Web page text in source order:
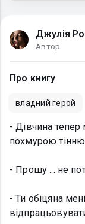
Джулія
Автор
Про книгу
владний герой
- Дівчина
похмурою
- Прошу ... не
- Ти обіцяна